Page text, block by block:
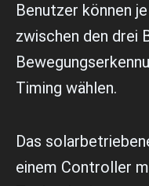
Benutzer können
zwischen den drei
Timing wählen.
Das
einem Controller